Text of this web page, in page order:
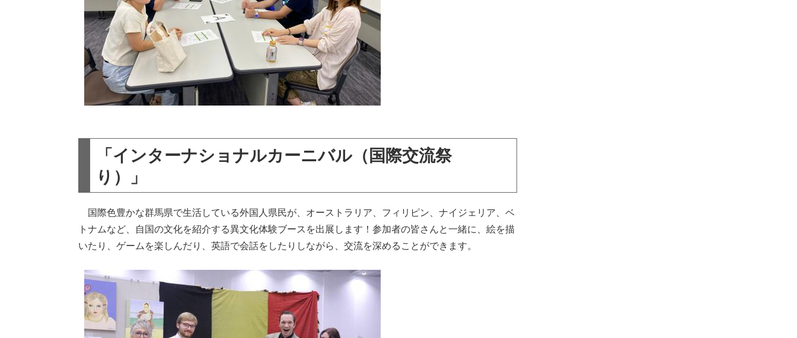
「インターナショナルカーニバル（国際交流祭
り）」
国際色豊かな群馬県で生活している外国人県民が、オーストラリア、フィリピン、ナイジェリア、ベ
トナムなど、自国の文化を紹介する異文化体験ブースを出展します！参加者の皆さんと一緒に、絵を描
いたり、ゲームを楽しんだり、英語で会話をしたりしながら、交流を深めることができます。